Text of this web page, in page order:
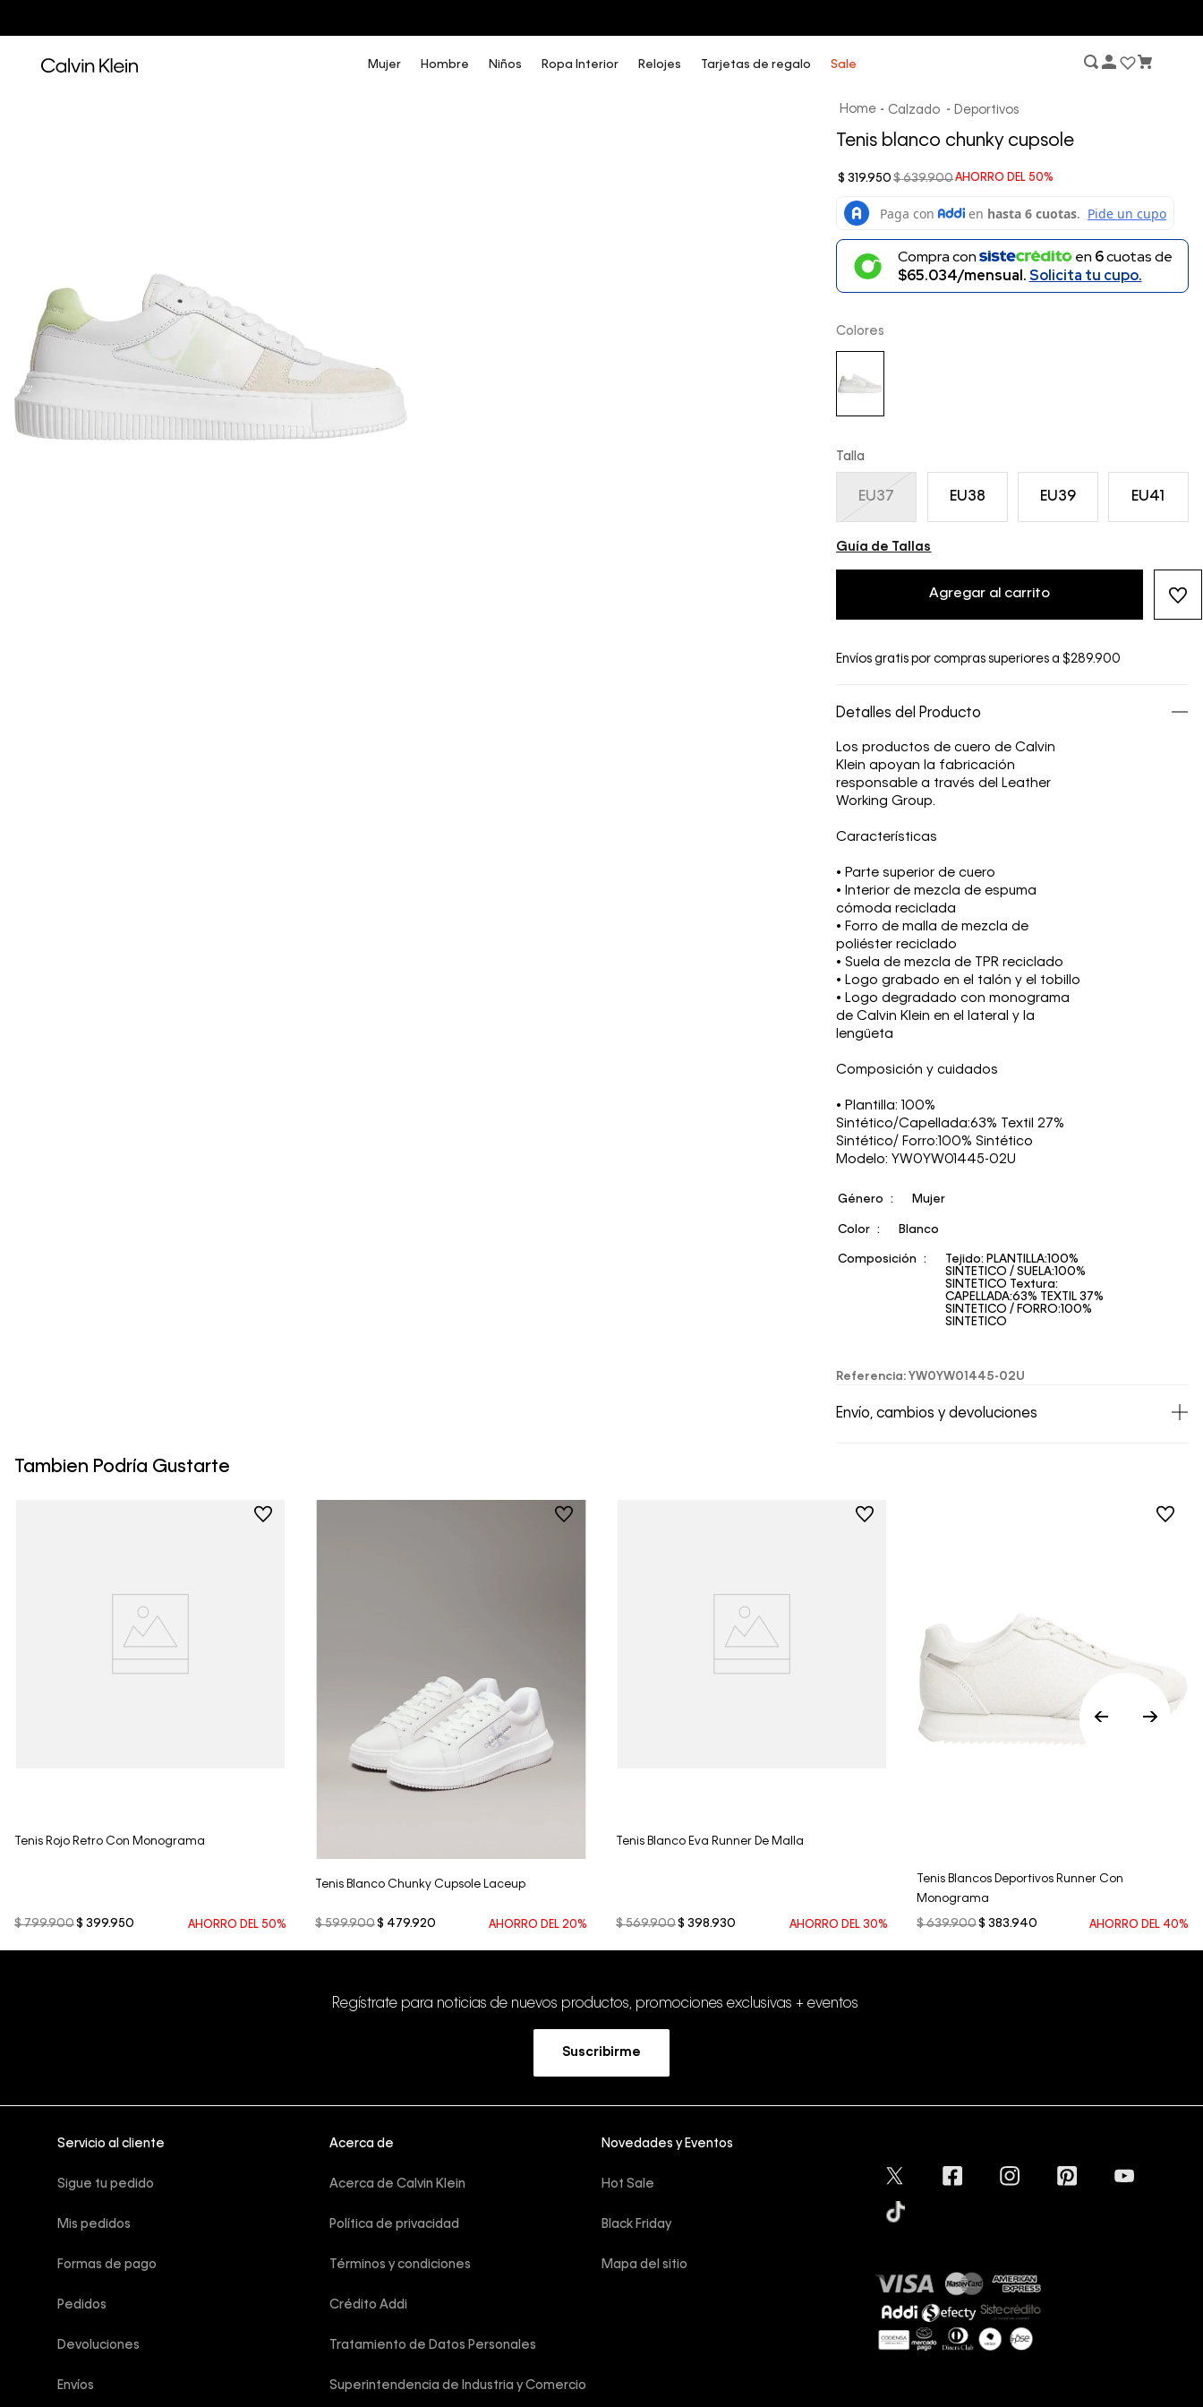
Mujer Hombre Niños Ropa Interior Relojes Tarjetas de regalo Sale
Calzado Deportivos
Tenis blanco chunky cupsole
AHORRO DEL 50%
$ 639.900
$ 319.950
Compra con en 6cuotas de
$65.034/mensual.Solicita tu cupo.
Colores
Talla
EU37 EU38 EU39 EU41
Guía de Tallas
Agregar al carrito
Envíos gratis por compras superiores a $289.900
Detalles del Producto
Los productos de cuero de Calvin
Klein apoyan la fabricación
responsable a través del Leather
Working Group.
Características
• Parte superior de cuero
• Interior de mezcla de espuma
cómoda reciclada
• Forro de malla de mezcla de
poliéster reciclado
• Suela de mezcla de TPR reciclado
• Logo grabado en el talón y el tobillo
• Logo degradado con monograma
de Calvin Klein en el lateral y la
lengüeta
Composición y cuidados
• Plantilla: 100%
Sintético/Capellada:63% Textil 27%
Sintético/ Forro:100% Sintético
Modelo: YW0YW01445-02U
Género Mujer
Color Blanco
Composición
Tejido: PLANTILLA:100%
SINTETICO / SUELA:100%
SINTETICO Textura:
CAPELLADA:63% TEXTIL 37%
SINTETICO / FORRO:100%
SINTETICO
Referencia: YW0YW01445-02U
Envío, cambios y devoluciones
devolver y cambiar en un período de 30 días
calendario tras la recepción.
Tambien Podría Gustarte
Tenis Rojo Retro Con Monograma
$ 799.900$ 399.950 AHORRO DEL 50%
Tenis Blanco Chunky Cupsole Laceup
$ 599.900$ 479.920 AHORRO DEL 20%
Tenis Blanco Eva Runner De Malla
$ 569.900$ 398.930 AHORRO DEL 30%
Tenis Blancos Deportivos Runner Con
Monograma
$ 639.900$ 383.940 AHORRO DEL 40%
Regístrate para noticias de nuevos productos, promociones exclusivas + eventos
Suscribirme
Servicio al cliente
Sigue tu pedido
Mis pedidos
Formas de pago
Pedidos
Devoluciones
Envíos
Acerca de
Acerca de Calvin Klein
Política de privacidad
Términos y condiciones
Crédito Addi
Tratamiento de Datos Personales
Superintendencia de Industria y Comercio
Novedades y Eventos
Hot Sale
Black Friday
Mapa del sitio